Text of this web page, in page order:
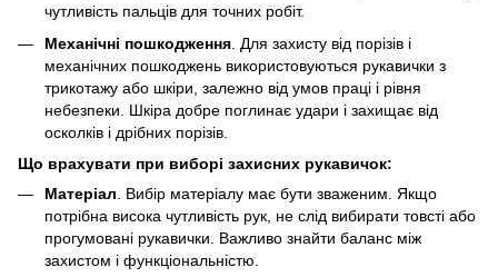
чутливість пальців для точних робіт.
Механічні пошкодження . Для захисту від порізів і
механічних пошкоджень використовуються рукавички з
трикотажу або шкіри, залежно від умов праці і рівня
небезпеки. Шкіра добре поглинає удари і захищає від
осколків і дрібних порізів.
Що врахувати при виборі захисних рукавичок:
Матеріал . Вибір матеріалу має бути зваженим. Якщо
потрібна висока чутливість рук, не слід вибирати товсті або
прогумовані рукавички. Важливо знайти баланс між
захистом і функціональністю.